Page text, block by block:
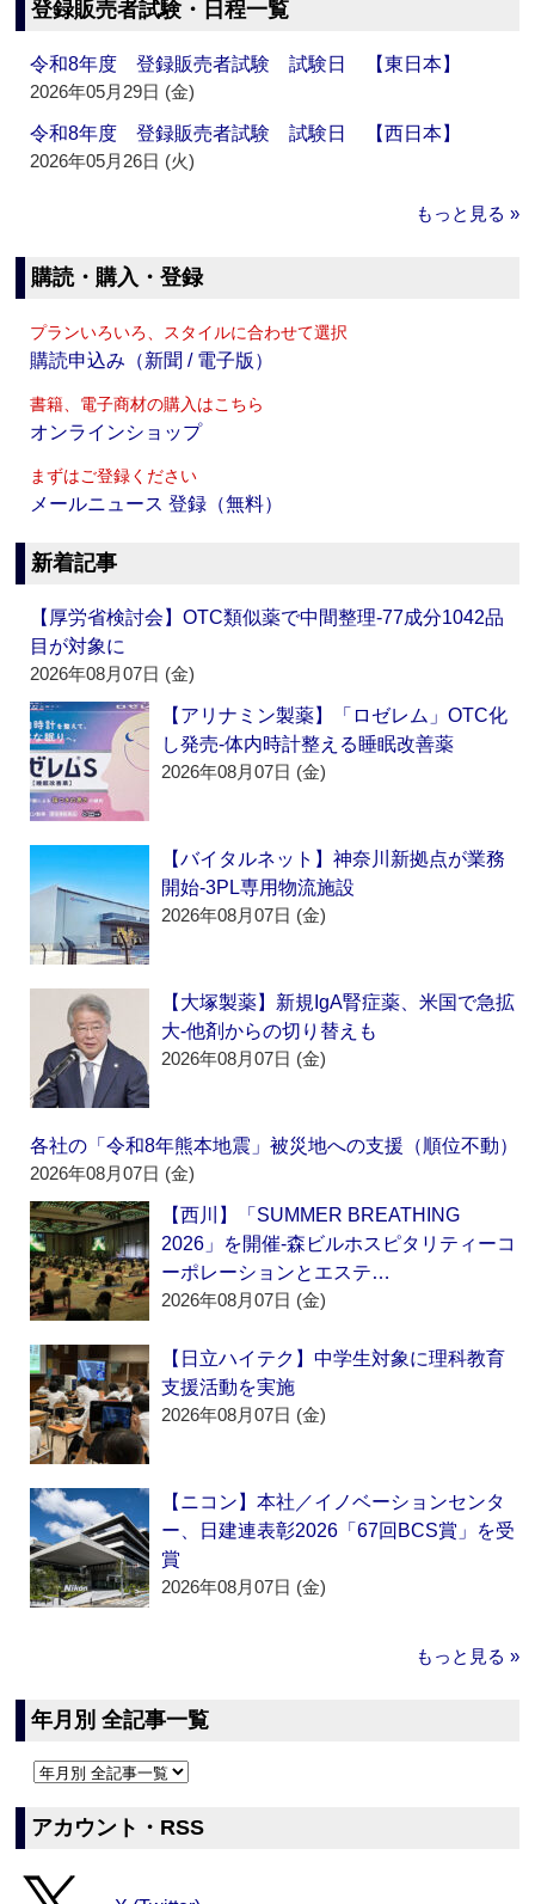
登録販売者試験・日程一覧
令和8年度 登録販売者試験 試験日 【東日本】
2026年05月29日 (金)
令和8年度 登録販売者試験 試験日 【西日本】
2026年05月26日 (火)
もっと見る »
購読・購入・登録
プランいろいろ、スタイルに合わせて選択
購読申込み（新聞 / 電子版）
書籍、電子商材の購入はこちら
オンラインショップ
まずはご登録ください
メールニュース 登録（無料）
新着記事
【厚労省検討会】OTC類似薬で中間整理‐77成分1042品
目が対象に
2026年08月07日 (金)
【アリナミン製薬】「ロゼレム」OTC化
し発売‐体内時計整える睡眠改善薬
2026年08月07日 (金)
【バイタルネット】神奈川新拠点が業務
開始‐3PL専用物流施設
2026年08月07日 (金)
【大塚製薬】新規IgA腎症薬、米国で急拡
大‐他剤からの切り替えも
2026年08月07日 (金)
各社の「令和8年熊本地震」被災地への支援（順位不動）
2026年08月07日 (金)
【西川】「SUMMER BREATHING
2026」を開催‐森ビルホスピタリティーコ
ーポレーションとエステ…
2026年08月07日 (金)
【日立ハイテク】中学生対象に理科教育
支援活動を実施
2026年08月07日 (金)
【ニコン】本社／イノベーションセンタ
ー、日建連表彰2026「67回BCS賞」を受
賞
2026年08月07日 (金)
もっと見る »
年月別 全記事一覧
アカウント・RSS